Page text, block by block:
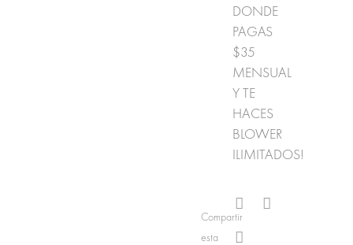
DONDE
PAGAS
$35
MENSUAL
Y TE
HACES
BLOWER
ILIMITADOS!
Compartir
esta